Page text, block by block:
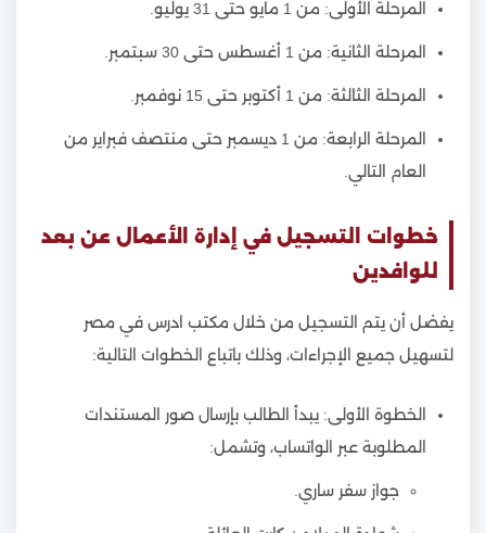
المرحلة الأولى: من 1 مايو حتى 31 يوليو.
المرحلة الثانية: من 1 أغسطس حتى 30 سبتمبر.
المرحلة الثالثة: من 1 أكتوبر حتى 15 نوفمبر.
المرحلة الرابعة: من 1 ديسمبر حتى منتصف فبراير من
العام التالي.
خطوات التسجيل في إدارة الأعمال عن بعد
للوافدين
يفضل أن يتم التسجيل من خلال مكتب ادرس في مصر
لتسهيل جميع الإجراءات، وذلك باتباع الخطوات التالية:
الخطوة الأولى: يبدأ الطالب بإرسال صور المستندات
المطلوبة عبر الواتساب، وتشمل:
جواز سفر ساري.